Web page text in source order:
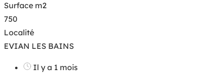
Surface m2
750
Localité
EVIAN LES BAINS
Il y a 1 mois